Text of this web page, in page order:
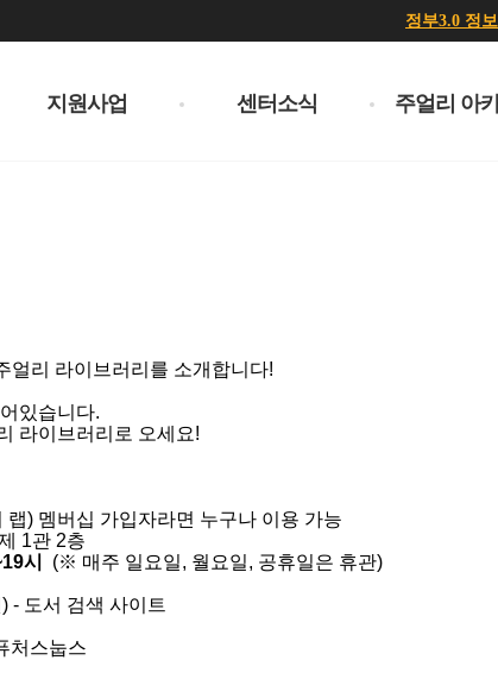
정부3.0 정
지원사업 센터소식 주얼리 아
얼리 라이브러리를 소개합니다!
있습니다.
라이브러리로 오세요!
) 멤버십 가입자라면 누구나 이용 가능​​​
1관 2층​​
시
(※ 매주 일요일, 월요일, 공휴일은 휴관)
- 도서 검색 사이트
처스눕스